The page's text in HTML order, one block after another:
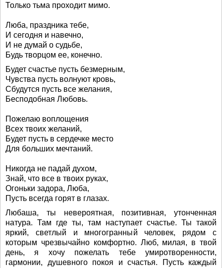
Только тьма проходит мимо.
Люба, праздника тебе,
И сегодня и навечно,
И не думай о судьбе,
Будь творцом ее, конечно.
Будет счастье пусть безмерным,
Чувства пусть волнуют кровь,
Сбудутся пусть все желания,
Бесподобная Любовь.
Пожелаю воплощения
Всех твоих желаний,
Будет пусть в сердечке место
Для больших мечтаний.
Никогда не падай духом,
Знай, что все в твоих руках,
Огоньки задора, Люба,
Пусть всегда горят в глазах.
Любаша, ты невероятная, позитивная, утонченная
натура. Там где ты, там наступает счастье. Ты такой
яркий, светлый и многогранный человек, рядом с
которым чрезвычайно комфортно. Люб, милая, в твой
день, я хочу пожелать тебе умиротворенности,
гармонии, душевного покоя и счастья. Пусть каждый